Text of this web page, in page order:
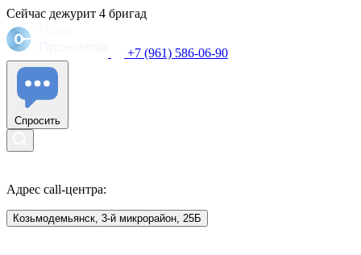
Сейчас дежурит 4 бригад
+7 (961) 586-06-90
Спросить
Адрес call-центра:
Козьмодемьянск, 3-й микрорайон, 25Б